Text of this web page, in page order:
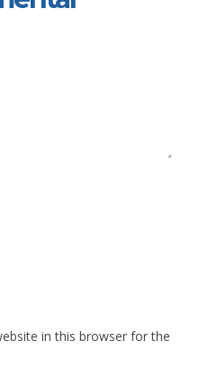
in this browser for the